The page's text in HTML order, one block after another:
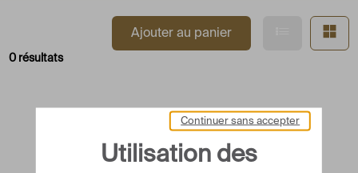
0 résultats
Ajouter au panier Afficher
Utilisation des
Continuer sans accepter